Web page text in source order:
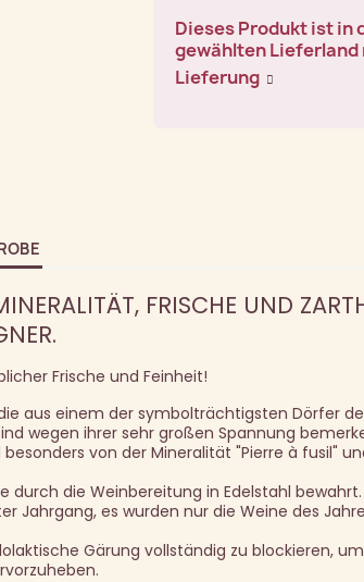
Dieses Produkt ist in
gewählten
Lieferung
FRISCHE UND
Frische und Feinheit!
aus einem der symbolträchtigsten Dörfer
wegen ihrer sehr großen Spannung
von der Mineralität "Pierre à fusil"
durch die Weinbereitung in Edelstahl
Jahrgang, es wurden nur die Weine des
Gärung vollständig zu blockieren,